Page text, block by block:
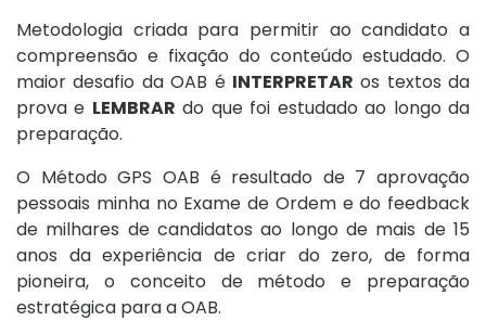
Metodologia criada para permitir ao candidato a
compreensão e fixação do conteúdo estudado. O
maior desafio da OAB é INTERPRETAR os textos da
prova e LEMBRAR do que foi estudado ao longo da
preparação.
O Método GPS OAB é resultado de 7 aprovação
pessoais minha no Exame de Ordem e do feedback
de milhares de candidatos ao longo de mais de 15
anos da experiência de criar do zero, de forma
pioneira, o conceito de método e preparação
estratégica para a OAB.